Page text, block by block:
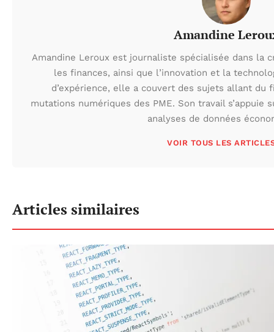
Amandine
Amandine Leroux est journaliste spécialisée dans la
les finances, ainsi que l’innovation et la
d’expérience, elle a couvert des sujets allant du
mutations numériques des PME. Son travail s’appuie
analyses de données
VOIR TOUS LES
Articles similaires